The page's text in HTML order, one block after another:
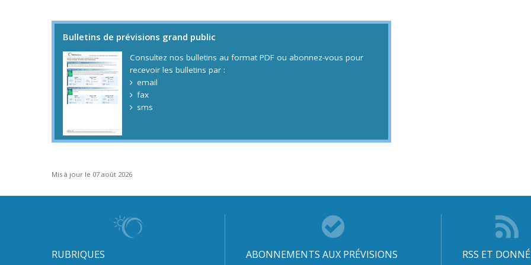
Bulletins de prévisions grand public
Consultez nos bulletins au format PDF ou abonnez-vous pour
recevoir les bulletins par :
email
fax
sms
Mis à jour le 07 août 2026
RUBRIQUES ABONNEMENTS AUX PRÉVISIONS RSS ET